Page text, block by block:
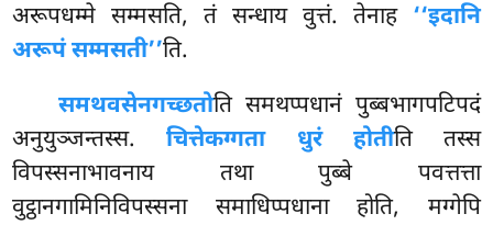
अरूपधम्मे सम्मसति, तं सन्धाय वुत्तं. तेनाह ‘‘इदानि
अरूपं सम्मसती’’ति.
समथवसेनगच्छतोति समथप्पधानं पुब्बभागपटिपदं
अनुयुञ्जन्तस्स.चित्तेकग्गता धुरं होतीति तस्स
विपस्सनाभावनाय तथा पुब्बे पवत्तत्ता
वुट्ठानगामिनिविपस्सना समाधिप्पधाना होति, मग्गेपि